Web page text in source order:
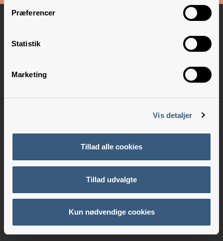
Præferencer
Statistik
Marketing
Vis detaljer
Tillad alle cookies
Tillad udvalgte
Kun nødvendige cookies